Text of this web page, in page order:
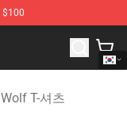
$100
And Wolf
T-셔츠